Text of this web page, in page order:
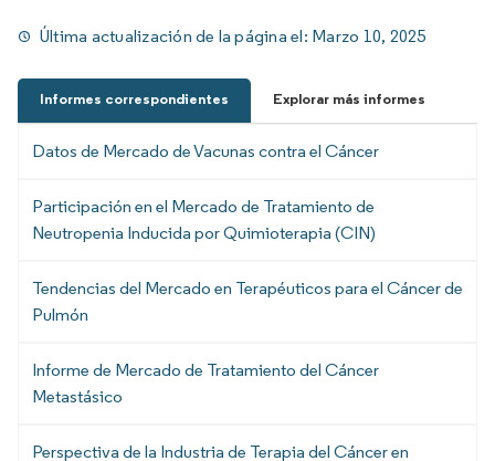
Última actualización de la página el: Marzo 10, 2025
Informes correspondientes Explorar más informes
Datos de Mercado de Vacunas contra el Cáncer
Participación en el Mercado de Tratamiento de
Neutropenia Inducida por Quimioterapia (CIN)
Tendencias del Mercado en Terapéuticos para el Cáncer de
Pulmón
Informe de Mercado de Tratamiento del Cáncer
Metastásico
Perspectiva de la Industria de Terapia del Cáncer en